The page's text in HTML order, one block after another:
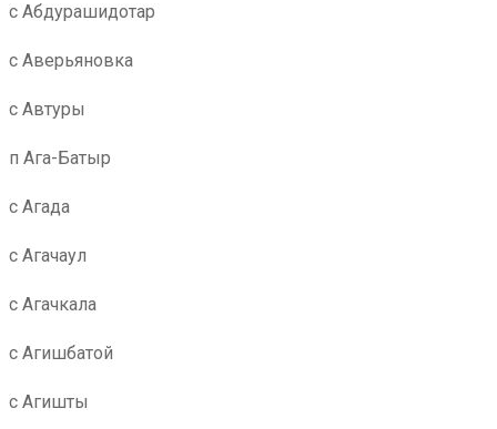
с Абдурашидотар
с Аверьяновка
с Автуры
п Ага-Батыр
с Агада
с Агачаул
с Агачкала
с Агишбатой
с Агишты